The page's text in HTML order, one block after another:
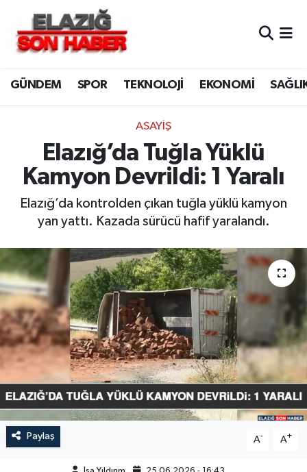
GÜNDEM SPOR TEKNOLOJİ EKONOMİ
ASAYİŞ
Elazığ’da Tuğla Yüklü
Kamyon Devrildi: 1 Yaralı
Elazığ’da kontrolden çıkan tuğla yüklü kamyon
yan yattı. Kazada sürücü hafif yaralandı.
Paylaş A- A+
CANLI YAYIN
ASAYİŞ
BİLİM VE TEKNOLOJİ
DÜNYA
EĞİTİM
EKONOMİ
ELAZIĞ
GENEL
GÜNDEM
HABERDE İNSAN
KÜLTÜR-SANAT
MAGAZİN
Merkez Hava Durumu
Merkez Trafik Yoğunluk Haritası
Süper Lig Puan Durumu ve Fikstür
Tüm Manşetler
Son Dakika Haberleri
Haber Arşivi